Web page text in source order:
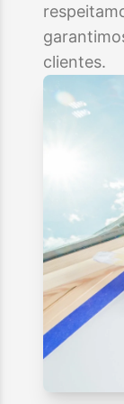
clientes.